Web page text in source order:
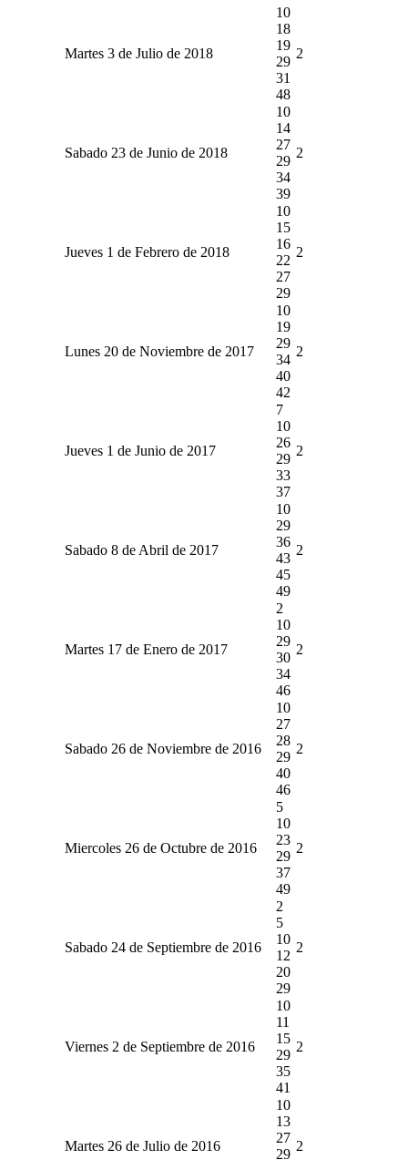
Martes 3 de Julio de 2018
10
18
19
29
31
48
2
Sabado 23 de Junio de 2018
10
14
27
29
34
39
2
Jueves 1 de Febrero de 2018
10
15
16
22
27
29
2
Lunes 20 de Noviembre de 2017
10
19
29
34
40
42
2
Jueves 1 de Junio de 2017
7
10
26
29
33
37
2
Sabado 8 de Abril de 2017
10
29
36
43
45
49
2
Martes 17 de Enero de 2017
2
10
29
30
34
46
2
Sabado 26 de Noviembre de 2016
10
27
28
29
40
46
2
Miercoles 26 de Octubre de 2016
5
10
23
29
37
49
2
Sabado 24 de Septiembre de 2016
2
5
10
12
20
29
2
Viernes 2 de Septiembre de 2016
10
11
15
29
35
41
2
Martes 26 de Julio de 2016
10
13
27
29
2